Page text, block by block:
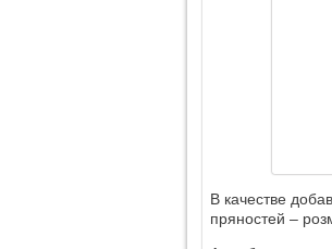
В качестве
пряностей –